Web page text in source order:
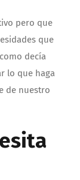
pero que
que
decía
lo que haga
de nuestro